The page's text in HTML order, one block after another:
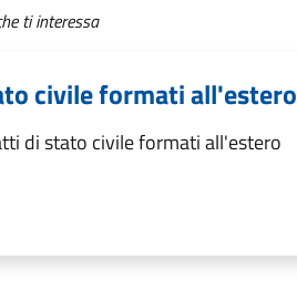
ti interessa
civile formati all'estero
di stato civile formati all'estero